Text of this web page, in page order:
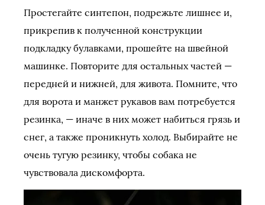
Простегайте синтепон, подрежьте лишнее и,
прикрепив к полученной конструкции
подкладку булавками, прошейте на швейной
машинке. Повторите для остальных частей —
передней и нижней, для живота. Помните, что
для ворота и манжет рукавов вам потребуется
резинка, — иначе в них может набиться грязь и
снег, а также проникнуть холод. Выбирайте не
очень тугую резинку, чтобы собака не
чувствовала дискомфорта.